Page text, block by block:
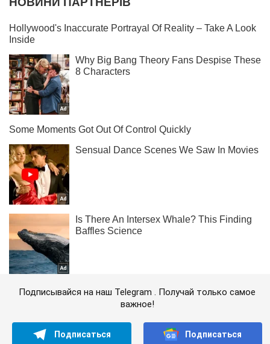
Подписывайся на наш Telegram . Получай только самое
важное!
Подписаться Подписаться